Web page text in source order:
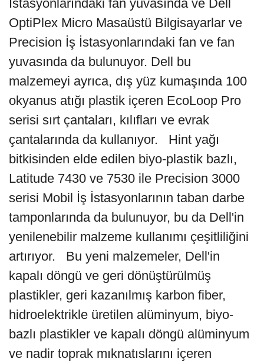
İstasyonlarındaki fan yuvasında ve Dell
OptiPlex Micro Masaüstü Bilgisayarlar ve
Precision İş İstasyonlarındaki fan ve fan
yuvasında da bulunuyor. Dell bu
malzemeyi ayrıca, dış yüz kumaşında 100
okyanus atığı plastik içeren EcoLoop Pro
serisi sırt çantaları, kılıfları ve evrak
çantalarında da kullanıyor. Hint yağı
bitkisinden elde edilen biyo-plastik bazlı,
Latitude 7430 ve 7530 ile Precision 3000
serisi Mobil İş İstasyonlarının taban darbe
tamponlarında da bulunuyor, bu da Dell'in
yenilenebilir malzeme kullanımı çeşitliliğini
artırıyor. Bu yeni malzemeler, Dell'in
kapalı döngü ve geri dönüştürülmüş
plastikler, geri kazanılmış karbon fiber,
hidroelektrikle üretilen alüminyum, biyo-
bazlı plastikler ve kapalı döngü alüminyum
ve nadir toprak mıknatıslarını içeren